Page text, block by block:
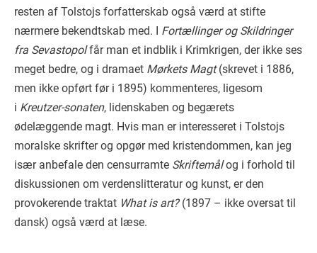
resten af Tolstojs forfatterskab også værd at stifte
nærmere bekendtskab med. I Fortællinger og Skildringer
fra Sevastopolfår man et indblik i Krimkrigen, der ikke ses
meget bedre, og i dramaet Mørkets Magt(skrevet i 1886,
men ikke opført før i 1895) kommenteres, ligesom
i Kreutzer-sonaten, lidenskaben og begærets
ødelæggende magt. Hvis man er interesseret i Tolstojs
moralske skrifter og opgør med kristendommen, kan jeg
især anbefale den censurramte Skriftemålog i forhold til
diskussionen om verdenslitteratur og kunst, er den
provokerende traktat What is art?(1897 – ikke oversat til
dansk) også værd at læse.